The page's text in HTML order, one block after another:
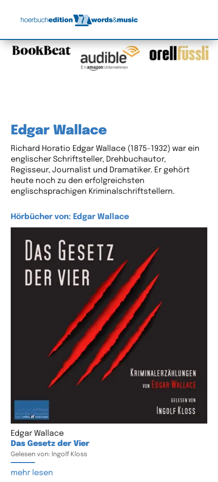
Edgar Wallace
Richard Horatio Edgar Wallace (1875-1932) war ein
englischer Schriftsteller, Drehbuchautor,
Regisseur, Journalist und Dramatiker. Er gehört
heute noch zu den erfolgreichsten
englischsprachigen Kriminalschriftstellern.
Hörbücher von: Edgar Wallace
Edgar Wallace
Das Gesetz der Vier
Gelesen von: Ingolf Kloss
mehr lesen